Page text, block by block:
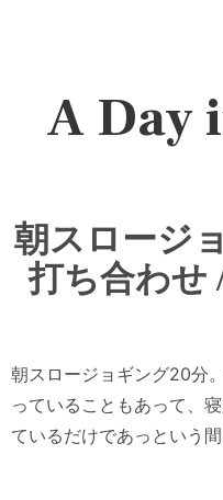
A Day
朝スロージ
打ち合わせ
朝スロージョギング20分
っていることもあって、
ているだけであっという